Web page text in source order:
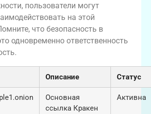
пользователи могут
на этой
что безопасность в
одновременно ответственность
Описание Статус
Основная
ссылка Кракен
Активна